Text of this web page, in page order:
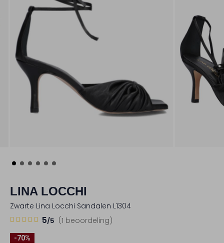
LINA LOCCHI
Zwarte Lina Locchi Sandalen L1304
(1 beoordeling)
5/5
15
Sterren
-70%